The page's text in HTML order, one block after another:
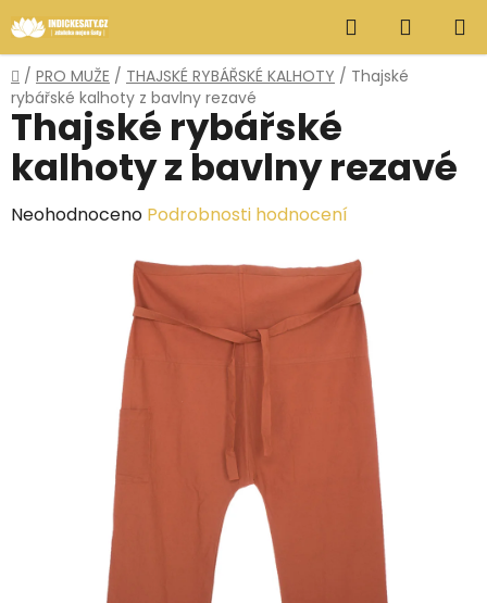
na
obsah
Hledat
KOŠÍK
Domů
/ PRO MUŽE / THAJSKÉ RYBÁŘSKÉ KALHOTY / Thajské
rybářské kalhoty z bavlny rezavé
Thajské rybářské
kalhoty z bavlny rezavé
Průměrné
Neohodnoceno Podrobnosti hodnocení